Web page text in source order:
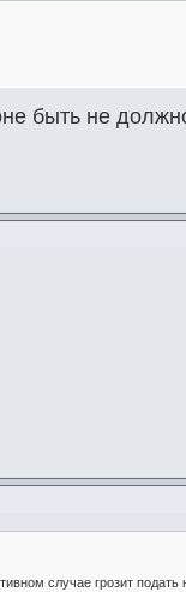
быть не
случае грозит подать